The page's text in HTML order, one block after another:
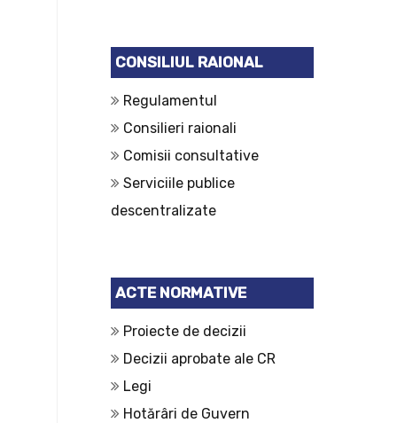
CONSILIUL RAIONAL
Regulamentul
Consilieri raionali
Comisii consultative
Serviciile publice
descentralizate
ACTE NORMATIVE
Proiecte de decizii
Decizii aprobate ale CR
Legi
Hotărâri de Guvern